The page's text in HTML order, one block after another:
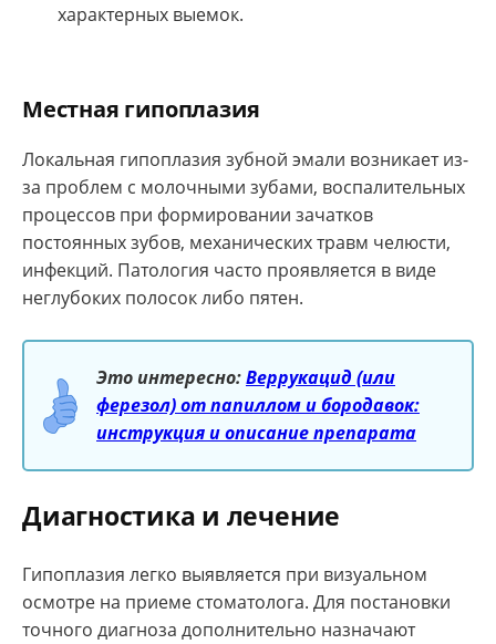
характерных выемок.
Местная гипоплазия
Локальная гипоплазия зубной эмали возникает из-
за проблем с молочными зубами, воспалительных
процессов при формировании зачатков
постоянных зубов, механических травм челюсти,
инфекций. Патология часто проявляется в виде
неглубоких полосок либо пятен.
Это интересно:Веррукацид (или
ферезол) от папиллом и бородавок:
инструкция и описание препарата
Диагностика и лечение
Гипоплазия легко выявляется при визуальном
осмотре на приеме стоматолога. Для постановки
точного диагноза дополнительно назначают